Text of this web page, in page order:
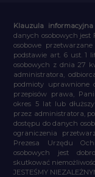
Klauzula
danych osobowych jest
osobowe
podstawie art. 6 ust. 1
osobowych z dnia 27
administratora,
podmioty uprawnione
przepisów prawa,
okres 5 lat lub
przez administratora,
dostępu do danych
ograniczenia
Prezesa Urzędu
osobowych jest
skutkować
JESTEŚMY